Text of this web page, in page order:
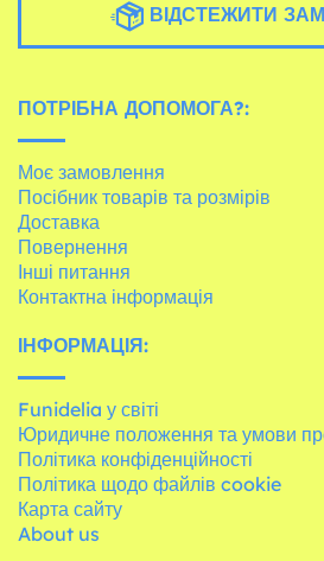
ВІДСТЕЖИТИ
ПОТРІБНА ДОПОМОГА?:
Моє замовлення
Посібник товарів та розмірів
Доставка
Повернення
Інші питання
Контактна інформація
ІНФОРМАЦІЯ:
Funidelia у світі
Юридичне положення та умови
Політика конфіденційності
Політика щодо файлів cookie
Карта сайту
About us